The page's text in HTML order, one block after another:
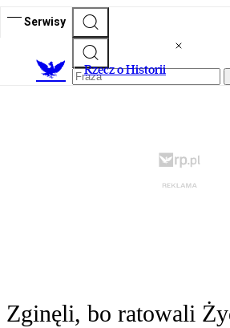
Serwisy
Rzecz o Historii
Zginęli, bo ratowali